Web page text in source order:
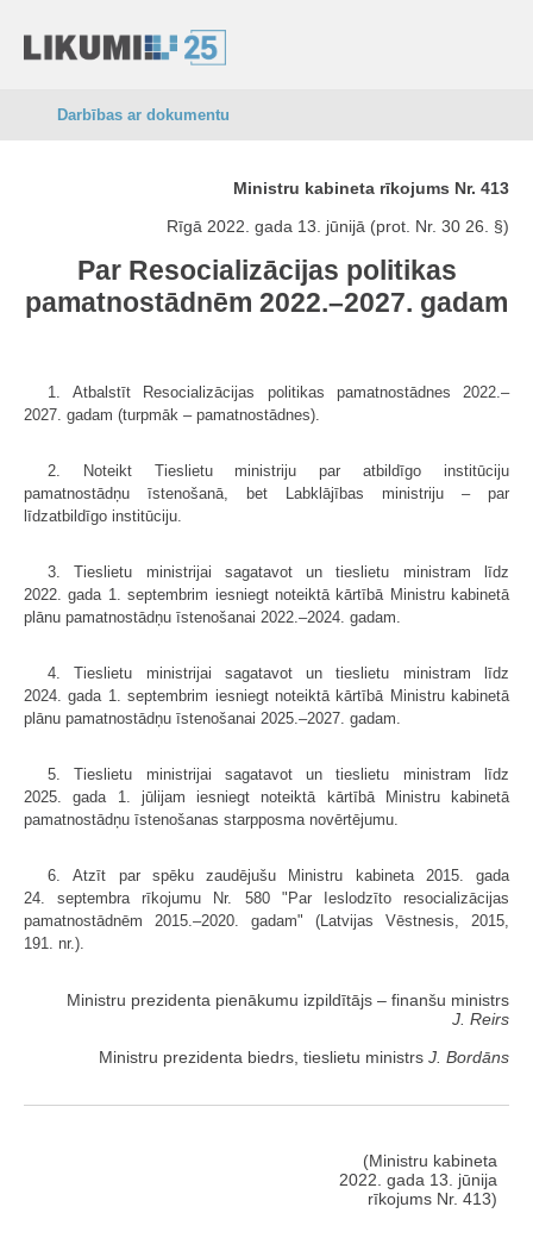
Darbības ar dokumentu
Ministru kabineta rīkojums Nr. 413
Rīgā 2022. gada 13. jūnijā (prot. Nr. 30 26. §)
Par Resocializācijas politikas
pamatnostādnēm 2022.–2027. gadam
1. Atbalstīt Resocializācijas politikas pamatnostādnes 2022.–
2027. gadam (turpmāk – pamatnostādnes).
2. Noteikt Tieslietu ministriju par atbildīgo institūciju
pamatnostādņu īstenošanā, bet Labklājības ministriju – par
līdzatbildīgo institūciju.
3. Tieslietu ministrijai sagatavot un tieslietu ministram līdz
2022. gada 1. septembrim iesniegt noteiktā kārtībā Ministru kabinetā
plānu pamatnostādņu īstenošanai 2022.–2024. gadam.
4. Tieslietu ministrijai sagatavot un tieslietu ministram līdz
2024. gada 1. septembrim iesniegt noteiktā kārtībā Ministru kabinetā
plānu pamatnostādņu īstenošanai 2025.–2027. gadam.
5. Tieslietu ministrijai sagatavot un tieslietu ministram līdz
2025. gada 1. jūlijam iesniegt noteiktā kārtībā Ministru kabinetā
pamatnostādņu īstenošanas starpposma novērtējumu.
6. Atzīt par spēku zaudējušu Ministru kabineta 2015. gada
24. septembra rīkojumu Nr. 580 "Par Ieslodzīto resocializācijas
pamatnostādnēm 2015.–2020. gadam" (Latvijas Vēstnesis, 2015,
191. nr.).
Ministru prezidenta pienākumu izpildītājs ‒ finanšu ministrs
J. Reirs
Ministru prezidenta biedrs, tieslietu ministrs J. Bordāns
(Ministru kabineta
2022. gada 13. jūnija
rīkojums Nr. 413)